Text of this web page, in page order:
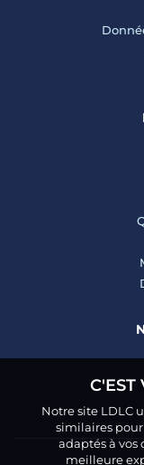
C'EST
Notre site LDLC
similaires pour
adaptés à vos
meilleure